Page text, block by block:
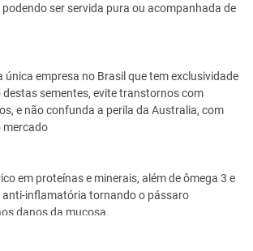
ser servida pura ou acompanhada de
única empresa no Brasil que tem exclusividade
sementes, evite transtornos com
e não confunda a perila da Australia, com
mercado
em proteínas e minerais, além de ômega 3 e
anti-inflamatória tornando o pássaro
danos da mucosa.